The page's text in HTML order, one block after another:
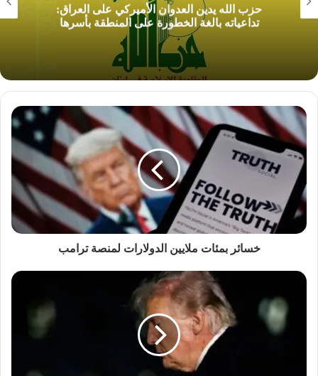
حزب الله يدين العدوان الأميركي على العراق:
تداعياته بالغة الخطورة على المنطقة بأسرها
خسائر بمئات ملايين الدولارات لمنصة ترامب